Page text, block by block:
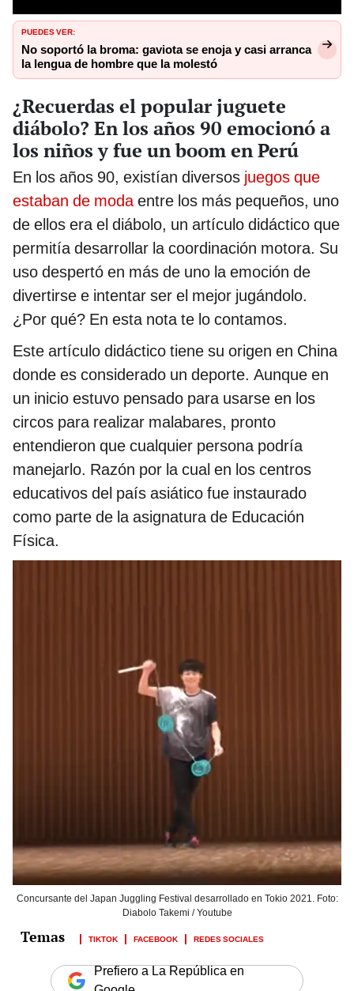
PUEDES VER:
No soportó la broma: gaviota se enoja y casi arranca
la lengua de hombre que la molestó
¿Recuerdas el popular juguete
diábolo? En los años 90 emocionó a
los niños y fue un boom en Perú
En los años 90, existían diversos juegos que
estaban de moda entre los más pequeños, uno
de ellos era el diábolo, un artículo didáctico que
permitía desarrollar la coordinación motora. Su
uso despertó en más de uno la emoción de
divertirse e intentar ser el mejor jugándolo.
¿Por qué? En esta nota te lo contamos.
Este artículo didáctico tiene su origen en China
donde es considerado un deporte. Aunque en
un inicio estuvo pensado para usarse en los
circos para realizar malabares, pronto
entendieron que cualquier persona podría
manejarlo. Razón por la cual en los centros
educativos del país asiático fue instaurado
como parte de la asignatura de Educación
Física.
Concursante del Japan Juggling Festival desarrollado en Tokio 2021. Foto:
Diabolo Takemi / Youtube
TIKTOK FACEBOOK REDES SOCIALES
Prefiero a La República en